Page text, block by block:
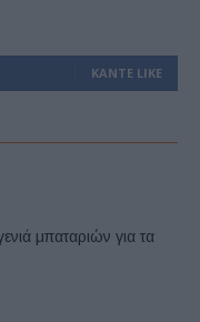
ΚΆΝΤΕ LIKE
μπαταριών για τα